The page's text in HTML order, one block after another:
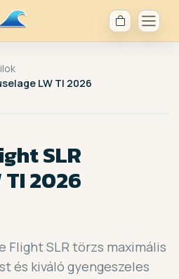
LW TI 2026
SLR
TI 2026
Flight SLR törzs maximális
és kiváló gyengeszeles